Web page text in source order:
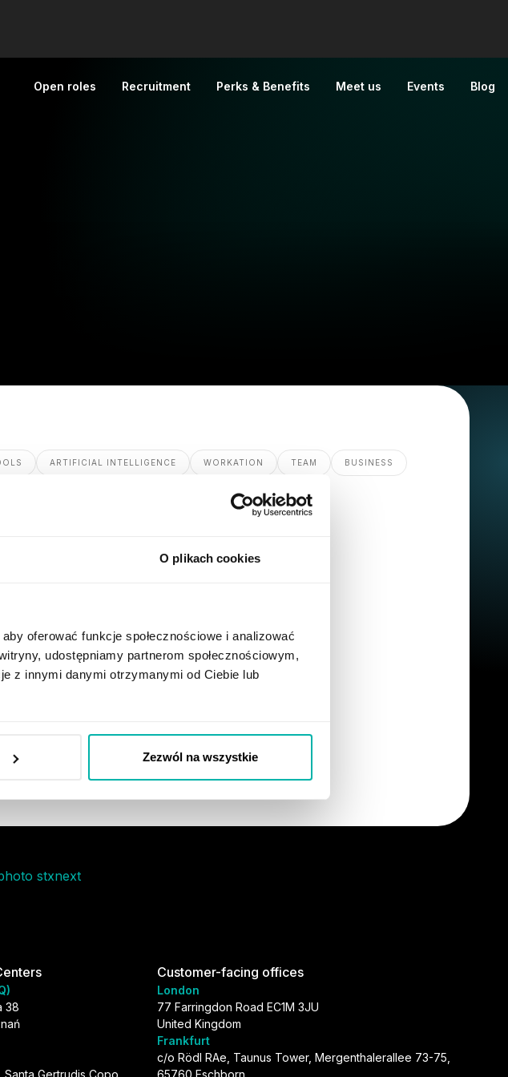
O plikach cookies
oferować funkcje społecznościowe i analizować
udostępniamy partnerom społecznościowym,
z innymi danymi otrzymanymi od Ciebie lub
Zezwól na wszystkie
Open roles Recruitment Perks & Benefits Meet us Events Blog
ARTIFICIAL INTELLIGENCE WORKATION TEAM BUSINESS
38
Santa Gertrudis Copo
Customer-facing offices
London
77 Farringdon Road EC1M 3JU
United Kingdom
Frankfurt
c/o Rödl RAe, Taunus Tower, Mergenthalerallee 73-75,
65760 Eschborn